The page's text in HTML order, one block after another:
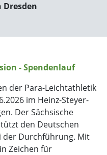
Dresden
- Spendenlauf
der Para-Leichtathletik
im Heinz-Steyer-
Der Sächsische
den Deutschen
Durchführung. Mit
Zeichen für